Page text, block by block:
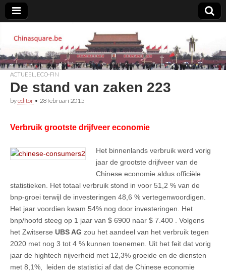
Chinasquare.be
ACTUEEL ECO-FIN
De stand van zaken 223
byeditor • 28 februari 2015
Verbruik grootste drijfveer economie
Het binnenlands verbruik werd vorig
jaar de grootste drijfveer van de
Chinese economie aldus officiële
statistieken. Het totaal verbruik stond in voor 51,2 % van de
bnp-groei terwijl de investeringen 48,6 % vertegenwoordigen.
Het jaar voordien kwam 54% nog door investeringen. Het
bnp/hoofd steeg op 1 jaar van $ 6900 naar $ 7.400 . Volgens
het Zwitserse UBS AG zou het aandeel van het verbruik tegen
2020 met nog 3 tot 4 % kunnen toenemen. Uit het feit dat vorig
jaar de hightech nijverheid met 12,3% groeide en de diensten
met 8,1%, leiden de statistici af dat de Chinese economie